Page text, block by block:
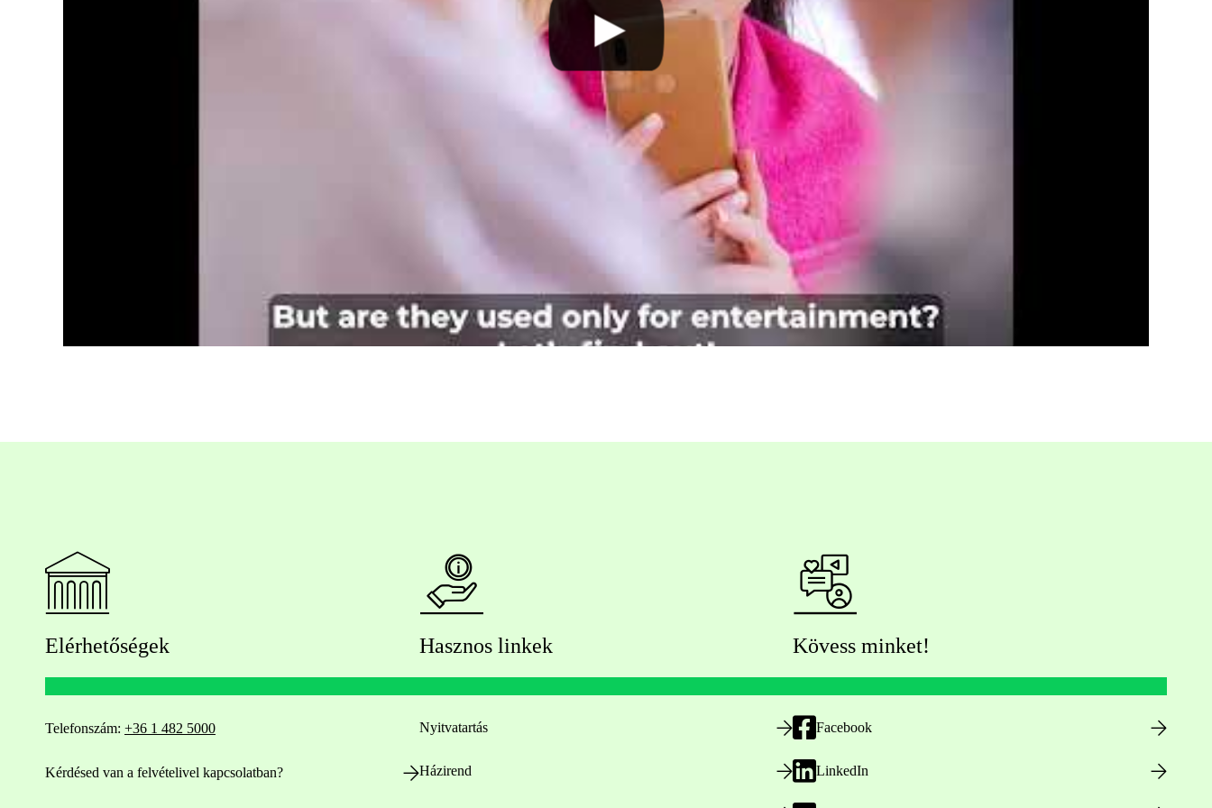
Elérhetőségek
Telefonszám: +36 1 482 5000
Kérdésed van a felvételivel kapcsolatban?
Hasznos linkek
Nyitvatartás
Házirend
Kövess minket!
Facebook
LinkedIn